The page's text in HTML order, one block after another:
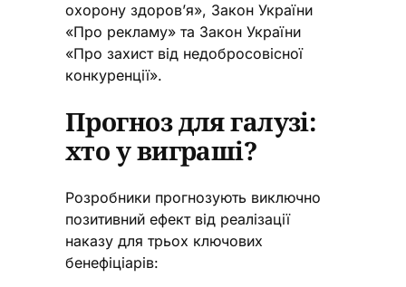
охорону здоров’я», Закон України
«Про рекламу» та Закон України
«Про захист від недобросовісної
конкуренції».
Прогноз для галузі:
хто у виграші?
Розробники прогнозують виключно
позитивний ефект від реалізації
наказу для трьох ключових
бенефіціарів: